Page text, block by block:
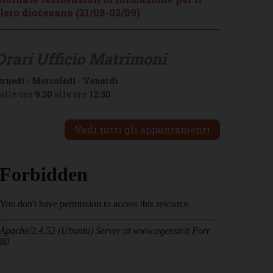
diocesano (31/08-03/09)
- Mercoledì - Venerdì
ore 9:30 alle ore 12:30
Vedi tutti gli appuntamenti